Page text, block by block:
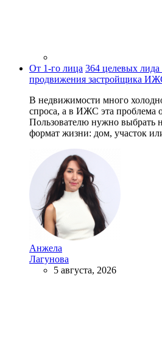
От 1-го лица 364 целевых лида
продвижения застройщика
В недвижимости много
спроса, а в ИЖС эта проблема
Пользователю нужно выбрать
формат жизни: дом, участок
Анжела
Лагунова
5 августа, 2026